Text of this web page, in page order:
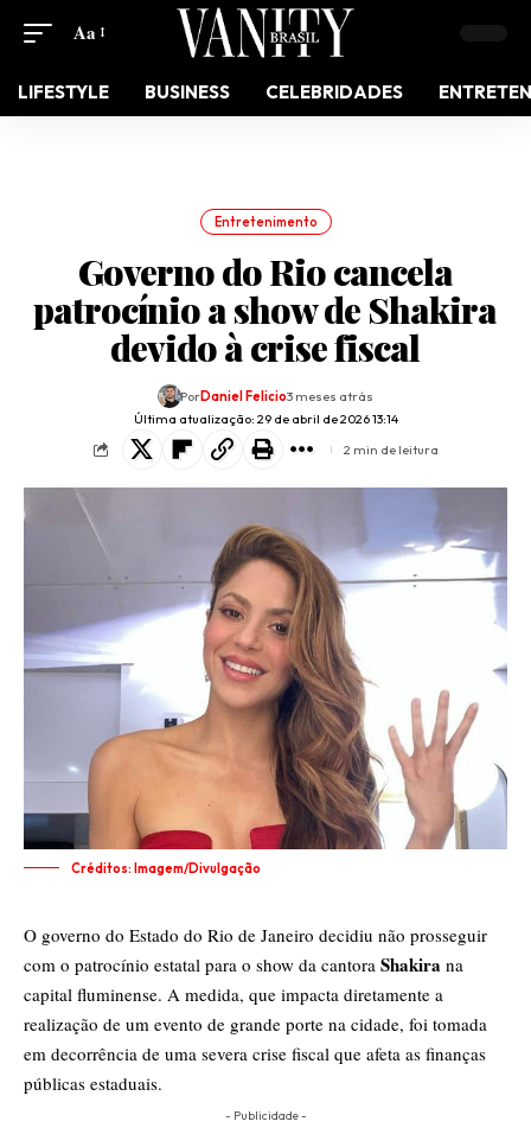
Aa
LIFESTYLE BUSINESS CELEBRIDADES
Entretenimento
Governo do Rio cancela
patrocínio a show de Shakira
devido à crise fiscal
Última atualização: 29 de abril de 2026 13:14
PorDaniel Felicio3 meses atrás
2 min de leitura
Créditos: Imagem/Divulgação
O governo do Estado do Rio de Janeiro decidiu não prosseguir
com o patrocínio estatal para o show da cantora Shakira na
capital fluminense. A medida, que impacta diretamente a
realização de um evento de grande porte na cidade, foi tomada
em decorrência de uma severa crise fiscal que afeta as finanças
públicas estaduais.
- Publicidade -